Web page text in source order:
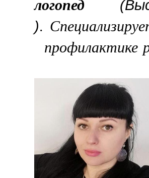
логопед
).
профилактике